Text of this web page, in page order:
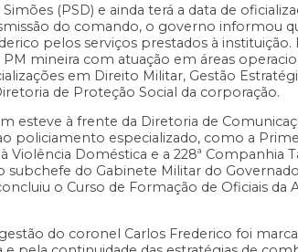
(PSD) e ainda terá a data de
do comando, o governo informou
pelos serviços prestados à instituição.
mineira com atuação em áreas
em Direito Militar, Gestão
de Proteção Social da corporação.
esteve à frente da Diretoria de
policiamento especializado, como a
Doméstica e a 228ª Companhia
subchefe do Gabinete Militar do
o Curso de Formação de Oficiais da
do coronel Carlos Frederico foi